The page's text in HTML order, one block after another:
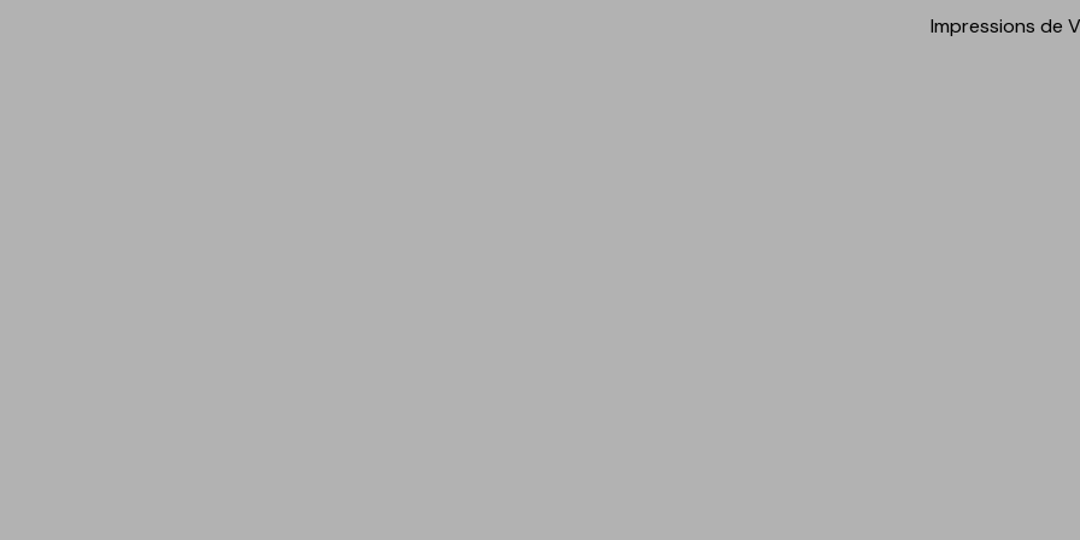
Impressions de